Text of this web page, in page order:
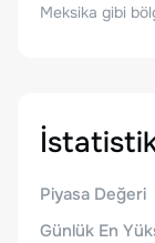
Meksika gibi
Piyasa Değeri
Günlük En